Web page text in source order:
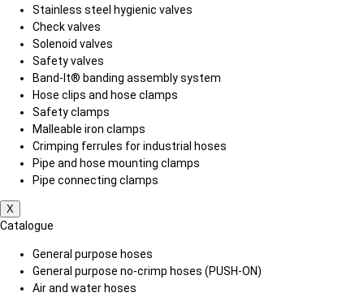
Stainless steel hygienic valves
Check valves
Solenoid valves
Safety valves
Band-It® banding assembly system
Hose clips and hose clamps
Safety clamps
Malleable iron clamps
Crimping ferrules for industrial hoses
Pipe and hose mounting clamps
Pipe connecting clamps
X
Catalogue
General purpose hoses
General purpose no-crimp hoses (PUSH-ON)
Air and water hoses